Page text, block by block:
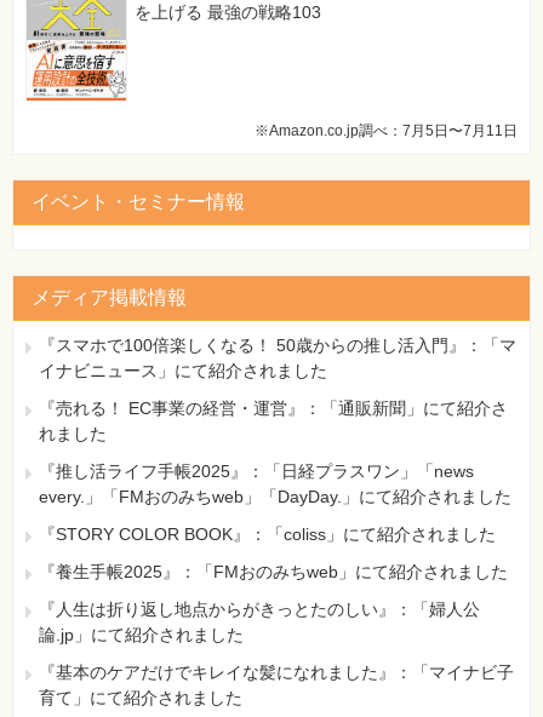
を上げる 最強の戦略103
※Amazon.co.jp調べ：7月5日〜7月11日
イベント・セミナー情報
メディア掲載情報
『スマホで100倍楽しくなる！ 50歳からの推し活入門』：「マ
イナビニュース」にて紹介されました
『売れる！ EC事業の経営・運営』：「通販新聞」にて紹介さ
れました
『推し活ライフ手帳2025』：「日経プラスワン」「news
every.」「FMおのみちweb」「DayDay.」にて紹介されました
『STORY COLOR BOOK』：「coliss」にて紹介されました
『養生手帳2025』：「FMおのみちweb」にて紹介されました
『人生は折り返し地点からがきっとたのしい』：「婦人公
論.jp」にて紹介されました
『基本のケアだけでキレイな髪になれました』：「マイナビ子
育て」にて紹介されました